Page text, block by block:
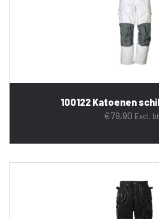
100122 Katoenen
€79,90 Excl.